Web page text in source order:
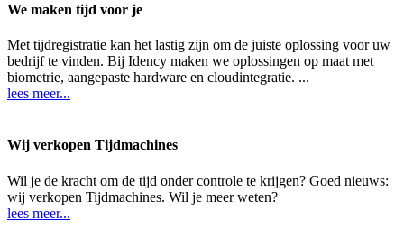
We maken tijd voor je
Met tijdregistratie kan het lastig zijn om de juiste oplossing voor uw
bedrijf te vinden. Bij Idency maken we oplossingen op maat met
biometrie, aangepaste hardware en cloudintegratie. ...
lees meer...
Wij verkopen Tijdmachines
Wil je de kracht om de tijd onder controle te krijgen? Goed nieuws:
wij verkopen Tijdmachines. Wil je meer weten?
lees meer...